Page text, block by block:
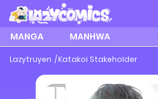
MANGA MANHWA
Lazytruyen Katakoi Stakeholder